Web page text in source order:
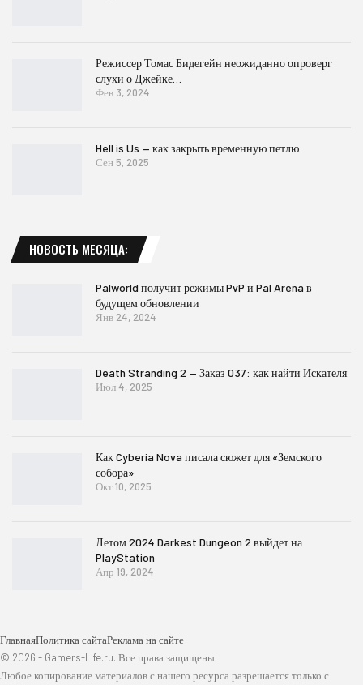
Режиссер Томас Бидегейн неожиданно опроверг
слухи о Джейке…
Фев 3, 2024
Hell is Us — как закрыть временную петлю
Сен 5, 2025
НОВОСТЬ МЕСЯЦА:
Palworld получит режимы PvP и Pal Arena в
будущем обновлении
Янв 24, 2024
Death Stranding 2 — Заказ 037: как найти Искателя
Июл 4, 2025
Как Cyberia Nova писала сюжет для «Земского
собора»
Окт 10, 2025
Летом 2024 Darkest Dungeon 2 выйдет на
PlayStation
Апр 19, 2024
ГлавнаяПолитика сайтаРеклама на сайте
© 2026 - Gamers-Life.ru. Все права защищены.
Любое копирование материалов с нашего ресурса разрешается только с